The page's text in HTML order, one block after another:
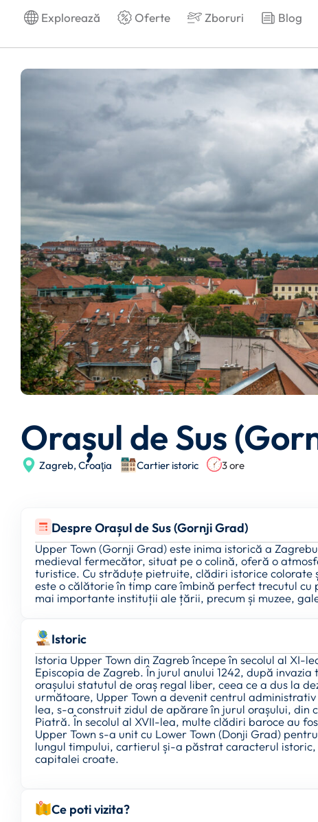
Explorează Oferte Zboruri Blog
Orașul de Sus
Zagreb, Croaţia Cartier istoric 3 ore
Despre Orașul de Sus (Gornji Grad)
Upper Town (Gornji Grad) este inima istorică a
medieval fermecător, situat pe o colină, oferă o
turistice. Cu străduțe pietruite, clădiri istorice colorate
este o călătorie în timp care îmbină perfect trecutul cu
mai importante instituții ale țării, precum și muzee,
Istoric
Istoria Upper Town din Zagreb începe în secolul al XI-
Episcopia de Zagreb. În jurul anului 1242, după
orașului statutul de oraș regal liber, ceea ce a dus la
următoare, Upper Town a devenit centrul
lea, s-a construit zidul de apărare în jurul orașului, din
Piatră. În secolul al XVII-lea, multe clădiri baroce au
Upper Town s-a unit cu Lower Town (Donji Grad)
lungul timpului, cartierul și-a păstrat caracterul
capitalei croate.
Ce poti vizita?